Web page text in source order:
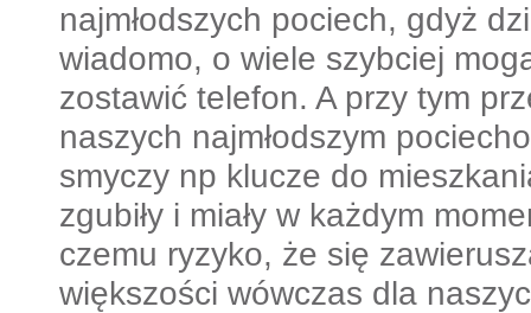
najmłodszych pociech, gdyż
wiadomo, o wiele szybciej
zostawić telefon. A przy tym
naszych najmłodszym
smyczy np klucze do
zgubiły i miały w każdym
czemu ryzyko, że się
większości wówczas dla